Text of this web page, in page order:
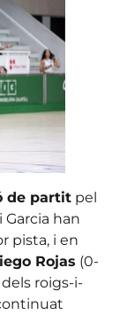
de partit pel
Garcia han
pista, i en
Rojas (0-
roigs-i-